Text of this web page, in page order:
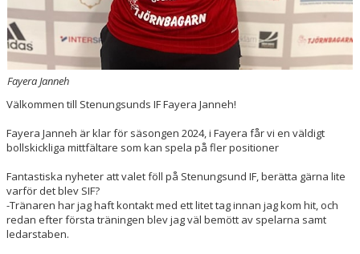
Fayera Janneh
Välkommen till Stenungsunds IF Fayera Janneh!
Fayera Janneh är klar för säsongen 2024, i Fayera får vi en väldigt
bollskickliga mittfältare som kan spela på fler positioner
Fantastiska nyheter att valet föll på Stenungsund IF, berätta gärna lite
varför det blev SIF?
-Tränaren har jag haft kontakt med ett litet tag innan jag kom hit, och
redan efter första träningen blev jag väl bemött av spelarna samt
ledarstaben.